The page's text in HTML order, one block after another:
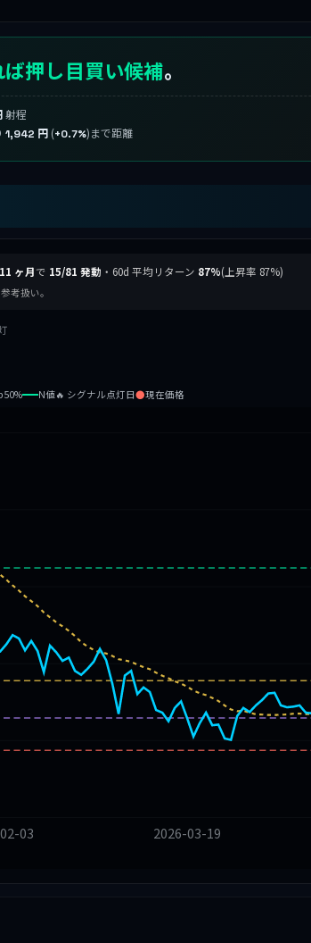
押し目買い候補。
射程
1,942 円 (+0.7%)まで距離
ヶ月で 15/81 発動 ・60d 平均リターン 87%(上昇率 87%)
考扱い。
N値🔥 シグナル点灯日●現在価格
03 2026-03-19